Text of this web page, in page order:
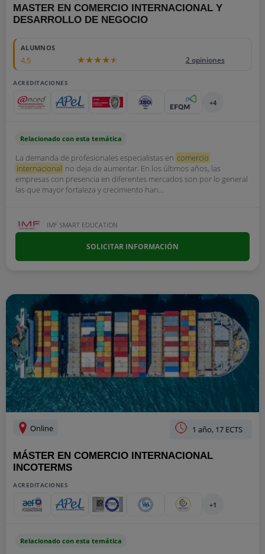
MASTER EN COMERCIO INTERNACIONAL Y
DESARROLLO DE NEGOCIO
ALUMNOS
4.5 2 opiniones
ACREDITACIONES
+4
Relacionado con esta temática
La demanda de profesionales especialistas en comercio
internacional no deja de aumentar. En los últimos años, las
empresas con presencia en diferentes mercados son por lo general
las que mayor fortaleza y crecimiento han...
IMF SMART EDUCATION
SOLICITAR INFORMACIÓN
Online 1 año, 17 ECTS
MÁSTER EN COMERCIO INTERNACIONAL
INCOTERMS
ACREDITACIONES
+1
Relacionado con esta temática